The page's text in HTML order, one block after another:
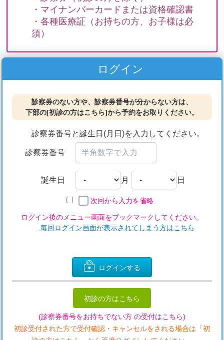
ログイン
診察券のない方や、診察券番号が分からない方は、
下部の[初診の方はこちら]から予約をお取りください。
診察券番号と誕生日(月日)を入力してください。
診察券番号
誕生日 月 日
次回から入力を省略
ログイン後のメニュー画面をブックマークしてください。
毎回ログイン画面が表示されてしまう方はこちら
ログインする
初診の方はこちら
(診察券番号をお持ちでない方 の受付はこちら)
初診受付された方で受付確認・キャンセルをされる場合は「初